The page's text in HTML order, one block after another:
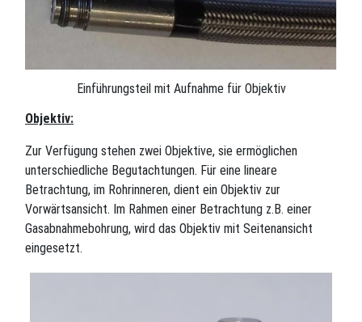
Einführungsteil mit Aufnahme für Objektiv
Objektiv:
Zur Verfügung stehen zwei Objektive, sie ermöglichen
unterschiedliche Begutachtungen. Für eine lineare
Betrachtung, im Rohrinneren, dient ein Objektiv zur
Vorwärtsansicht. Im Rahmen einer Betrachtung z.B. einer
Gasabnahmebohrung, wird das Objektiv mit Seitenansicht
eingesetzt.